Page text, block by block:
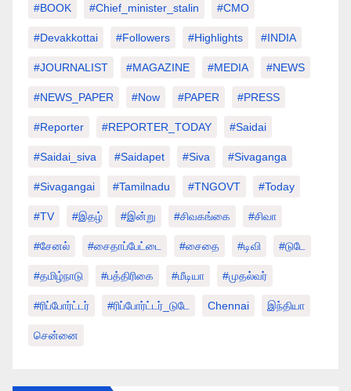
#BOOK #chief_minister_stalin #CMO
#devakkottai #followers #highlights #INDIA
#JOURNALIST #MAGAZINE #MEDIA #NEWS
#NEWS_PAPER #Now #PAPER #PRESS
#Reporter #REPORTER_TODAY #saidai
#saidai_siva #saidapet #Siva #Sivaganga
#sivagangai #tamilnadu #TNGOVT #today
#TV #இதழ் #இன்று #சிவகங்கை #சிவா
#சேனல் #சைதாப்பேட்டை #சைதை #டிவி #டுடே
#தமிழ்நாடு #பத்திரிகை #மீடியா #முதல்வர்
#ரிப்போர்ட்டர் #ரிப்போர்ட்டர்_டுடே Chennai இந்தியா
சென்னை